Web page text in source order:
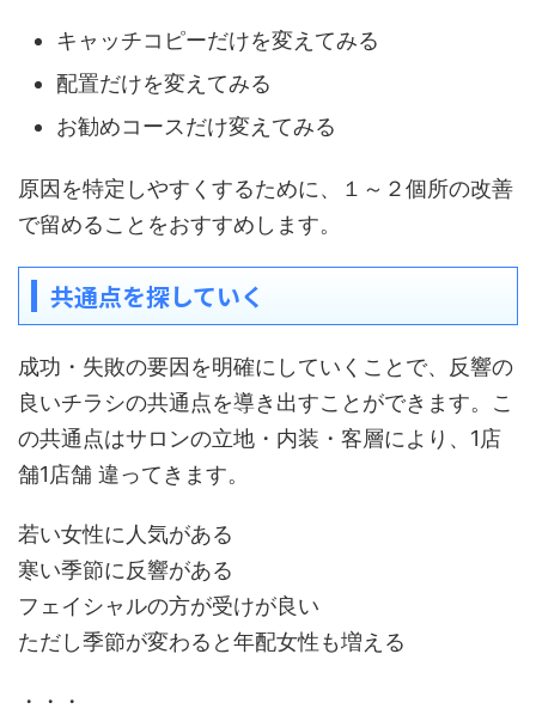
キャッチコピーだけを変えてみる
配置だけを変えてみる
お勧めコースだけ変えてみる
原因を特定しやすくするために、１～２個所の改善
で留めることをおすすめします。
共通点を探していく
成功・失敗の要因を明確にしていくことで、反響の
良いチラシの共通点を導き出すことができます。こ
の共通点はサロンの立地・内装・客層により、1店
舗1店舗 違ってきます。
若い女性に人気がある
寒い季節に反響がある
フェイシャルの方が受けが良い
ただし季節が変わると年配女性も増える
・・・